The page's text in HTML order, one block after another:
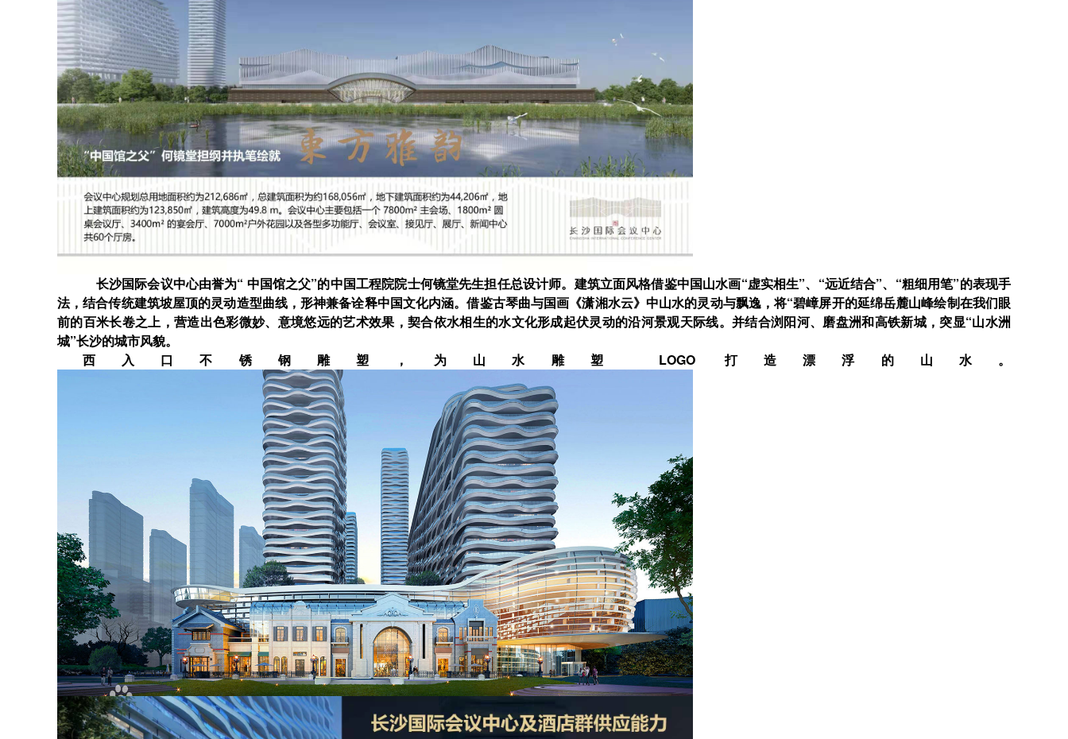
长沙国际会议中心由誉为“ 中国馆之父”的中国工程院院士何镜堂先生担任总设计师。建筑立面风格借鉴中国山水画“虚实相生”、“远近结合”、“粗细用笔”的表现手
法，结合传统建筑坡屋顶的灵动造型曲线，形神兼备诠释中国文化内涵。借鉴古琴曲与国画《潇湘水云》中山水的灵动与飘逸，将“碧嶂屏开的延绵岳麓山峰绘制在我们眼
前的百米长卷之上，营造出色彩微妙、意境悠远的艺术效果，契合依水相生的水文化形成起伏灵动的沿河景观天际线。并结合浏阳河、磨盘洲和高铁新城，突显“山水洲
城”长沙的城市风貌。
西入口不锈钢雕塑，为山水雕塑 LOGO 打造漂浮的山水。